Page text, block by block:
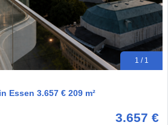
1 / 1
Essen 3.657 € 209 m²
3.657 €